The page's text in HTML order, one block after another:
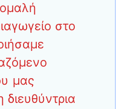
στο
μας